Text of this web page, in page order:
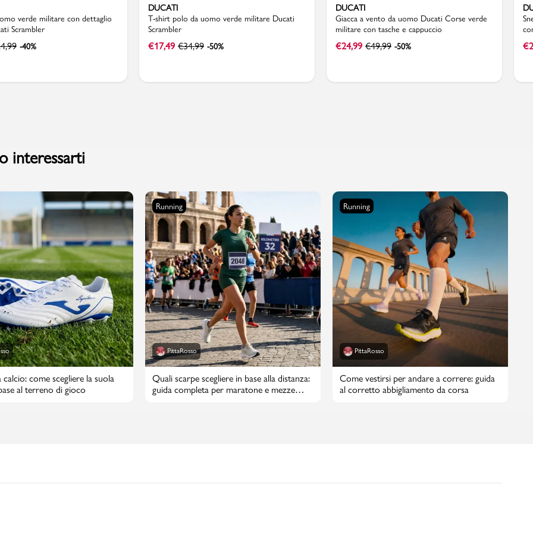
verde militare con dettaglio
Scrambler
-40%
DUCATI
T-shirt polo da uomo verde militare Ducati
Scrambler
€17,49 €34,99 -50%
DUCATI
Giacca a vento da uomo Ducati Corse verde
militare con tasche e cappuccio
€24,99 €49,99 -50% €
interessarti
calcio: come scegliere la suola
al terreno di gioco
Running
PittaRosso
Quali scarpe scegliere in base alla distanza:
guida completa per maratone e mezze
Running
PittaRosso
Come vestirsi per andare a correre: guida
al corretto abbigliamento da corsa